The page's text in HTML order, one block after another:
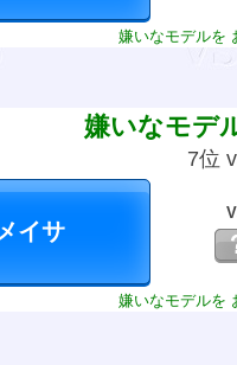
嫌いなモデルを
嫌いなモデ
7位
嫌いなモデルを